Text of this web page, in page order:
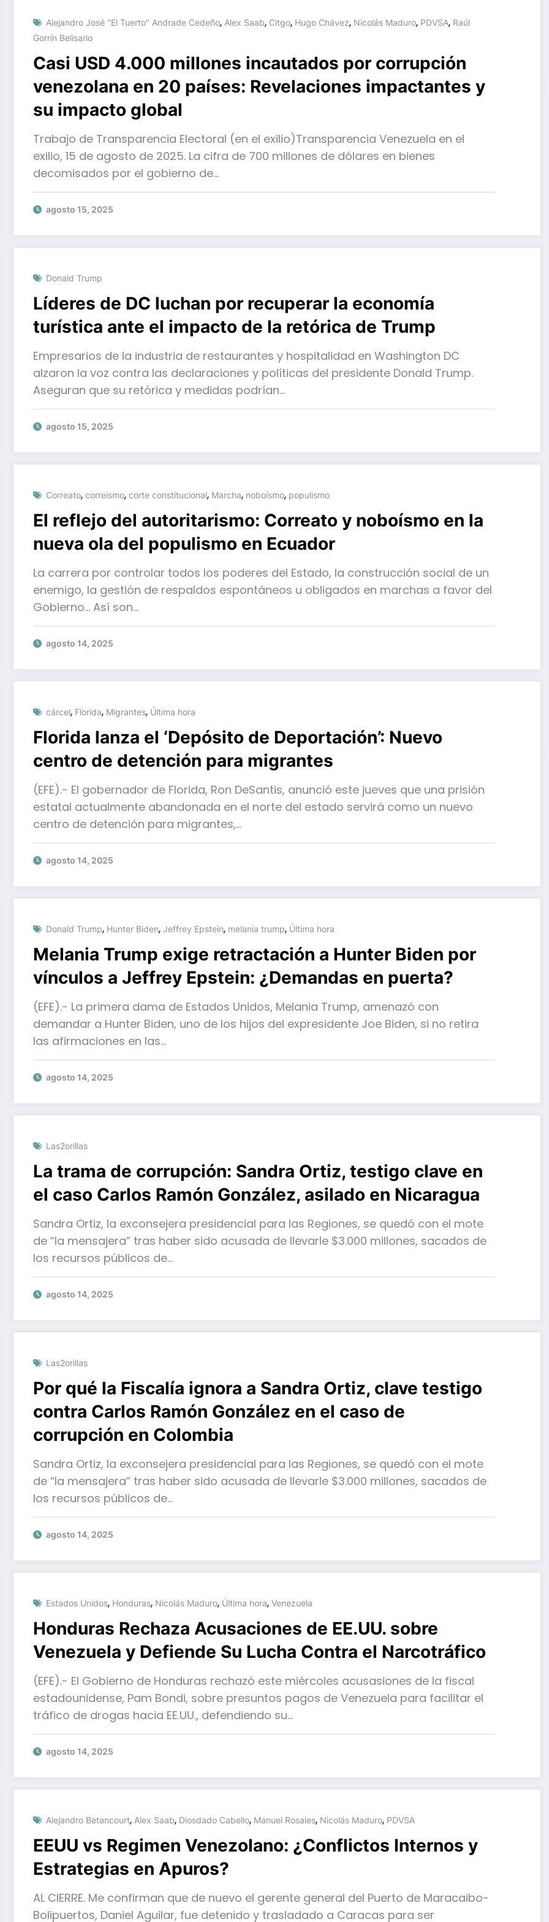
Alejandro José "El Tuerto" Andrade Cedeño, Alex Saab, Citgo, Hugo Chávez, Nicolás Maduro, PDVSA, Raúl
Gorrín Belisario
Casi USD 4.000 millones incautados por corrupción
venezolana en 20 países: Revelaciones impactantes y
su impacto global
Trabajo de Transparencia Electoral (en el exilio)Transparencia Venezuela en el
exilio, 15 de agosto de 2025. La cifra de 700 millones de dólares en bienes
decomisados por el gobierno de…
agosto 15, 2025
Donald Trump
Líderes de DC luchan por recuperar la economía
turística ante el impacto de la retórica de Trump
Empresarios de la industria de restaurantes y hospitalidad en Washington DC
alzaron la voz contra las declaraciones y políticas del presidente Donald Trump.
Aseguran que su retórica y medidas podrían…
agosto 15, 2025
Correato, correismo, corte constitucional, Marcha, noboísmo, populismo
El reflejo del autoritarismo: Correato y noboísmo en la
nueva ola del populismo en Ecuador
La carrera por controlar todos los poderes del Estado, la construcción social de un
enemigo, la gestión de respaldos espontáneos u obligados en marchas a favor del
Gobierno… Así son…
agosto 14, 2025
cárcel, Florida, Migrantes, Última hora
Florida lanza el ‘Depósito de Deportación’: Nuevo
centro de detención para migrantes
(EFE).- El gobernador de Florida, Ron DeSantis, anunció este jueves que una prisión
estatal actualmente abandonada en el norte del estado servirá como un nuevo
centro de detención para migrantes,…
agosto 14, 2025
Donald Trump, Hunter Biden, Jeffrey Epstein, melania trump, Última hora
Melania Trump exige retractación a Hunter Biden por
vínculos a Jeffrey Epstein: ¿Demandas en puerta?
(EFE).- La primera dama de Estados Unidos, Melania Trump, amenazó con
demandar a Hunter Biden, uno de los hijos del expresidente Joe Biden, si no retira
las afirmaciones en las…
agosto 14, 2025
Las2orillas
La trama de corrupción: Sandra Ortiz, testigo clave en
el caso Carlos Ramón González, asilado en Nicaragua
Sandra Ortiz, la exconsejera presidencial para las Regiones, se quedó con el mote
de “la mensajera” tras haber sido acusada de llevarle $3.000 millones, sacados de
los recursos públicos de…
agosto 14, 2025
Las2orillas
Por qué la Fiscalía ignora a Sandra Ortiz, clave testigo
contra Carlos Ramón González en el caso de
corrupción en Colombia
Sandra Ortiz, la exconsejera presidencial para las Regiones, se quedó con el mote
de “la mensajera” tras haber sido acusada de llevarle $3.000 millones, sacados de
los recursos públicos de…
agosto 14, 2025
Estados Unidos, Honduras, Nicolás Maduro, Última hora, Venezuela
Honduras Rechaza Acusaciones de EE.UU. sobre
Venezuela y Defiende Su Lucha Contra el Narcotráfico
(EFE).- El Gobierno de Honduras rechazó este miércoles acusasiones de la fiscal
estadounidense, Pam Bondi, sobre presuntos pagos de Venezuela para facilitar el
tráfico de drogas hacia EE.UU., defendiendo su…
agosto 14, 2025
Alejandro Betancourt, Alex Saab, Diosdado Cabello, Manuel Rosales, Nicolás Maduro, PDVSA
EEUU vs Regimen Venezolano: ¿Conflictos Internos y
Estrategias en Apuros?
AL CIERRE. Me confirman que de nuevo el gerente general del Puerto de Maracaibo-
Bolipuertos, Daniel Aguilar, fue detenido y trasladado a Caracas para ser